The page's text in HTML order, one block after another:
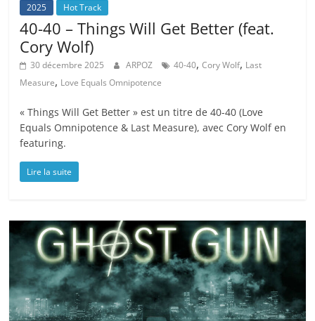
2025 Hot Track
40-40 – Things Will Get Better (feat.
Cory Wolf)
30 décembre 2025 ARPOZ 40-40,Cory Wolf, Last
Measure, Love Equals Omnipotence
« Things Will Get Better » est un titre de 40-40 (Love
Equals Omnipotence & Last Measure), avec Cory Wolf en
featuring.
Lire la suite